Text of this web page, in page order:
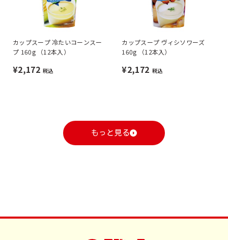
カップスープ 冷たいコーンスー
プ 160g （12本入）
¥2,172 税込
カップスープ ヴィシソワーズ
160g （12本入）
¥2,172 税込
もっと見る